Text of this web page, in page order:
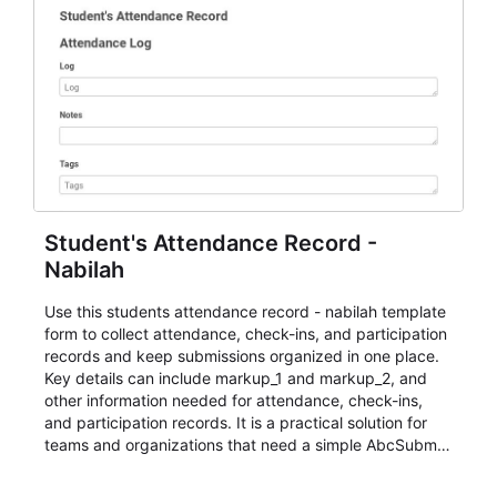
Student's Attendance Record -
Nabilah
Use this students attendance record - nabilah template
form to collect attendance, check-ins, and participation
records and keep submissions organized in one place.
Key details can include markup_1 and markup_2, and
other information needed for attendance, check-ins,
and participation records. It is a practical solution for
teams and organizations that need a simple AbcSubmit